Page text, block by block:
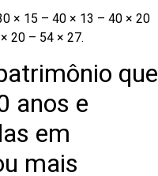
× 15 – 40 × 13 – 40 × 20
20 – 54 × 27.
que
anos e
em
mais